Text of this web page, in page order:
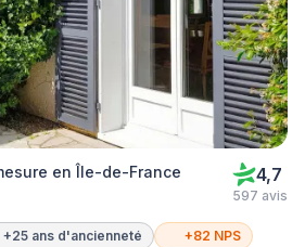
en Île-de-France 4,7
597 avis
+25 ans d'ancienneté +82 NPS